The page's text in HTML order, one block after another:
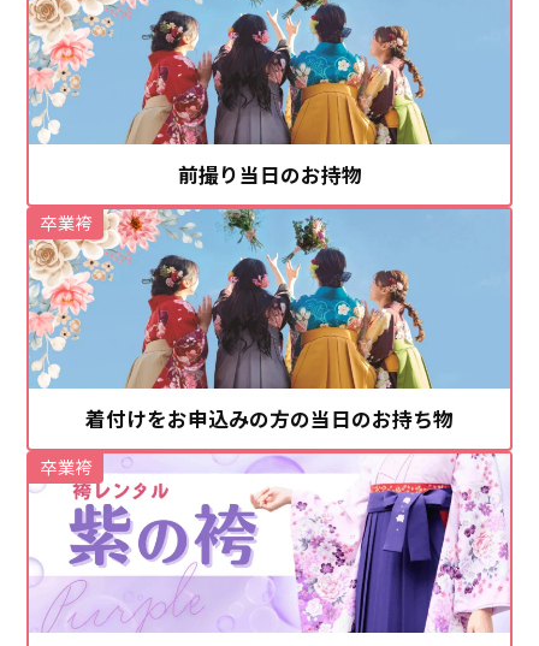
前撮り当日のお持物
着付けをお申込みの方の当日のお持ち物
卒業袴
卒業袴